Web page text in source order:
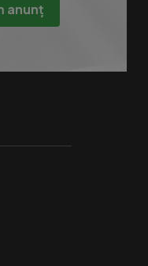
anunț